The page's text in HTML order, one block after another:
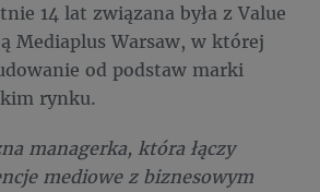
14 lat związana była z Value
Mediaplus Warsaw, w której
od podstaw marki
rynku.
managerka, która łączy
mediowe z biznesowym